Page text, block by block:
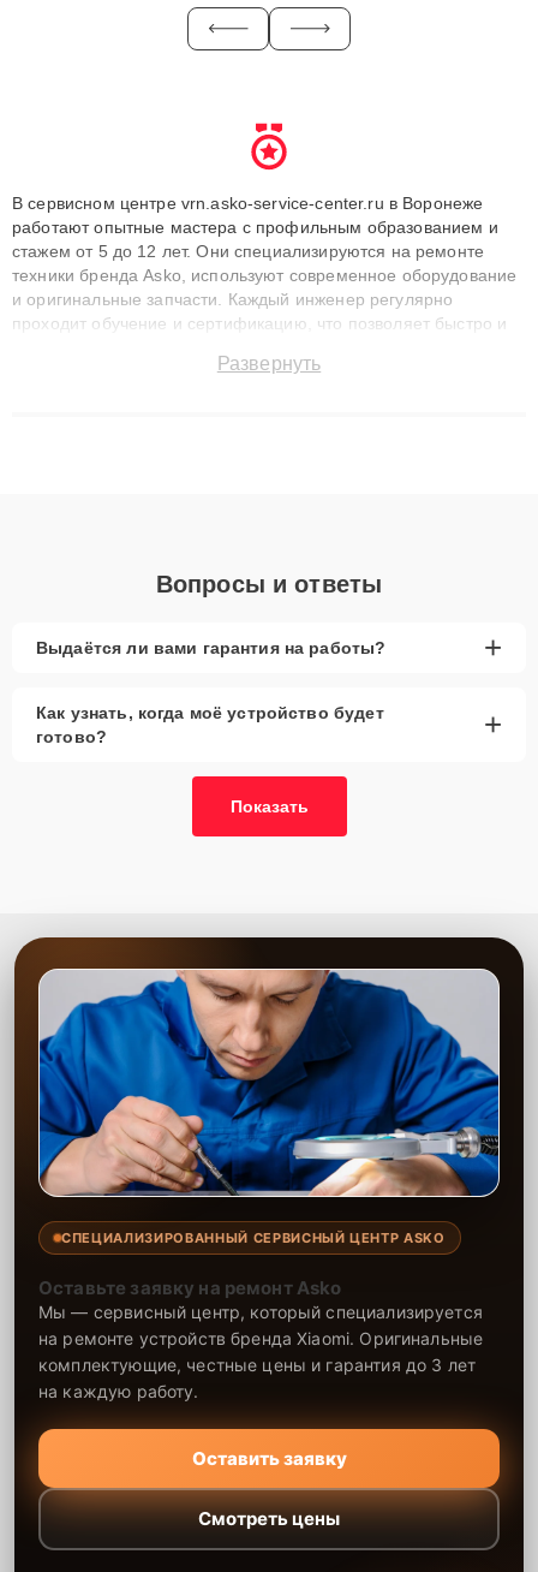
В сервисном центре vrn.asko-service-center.ru в Воронеже
работают опытные мастера с профильным образованием и
стажем от 5 до 12 лет. Они специализируются на ремонте
техники бренда Asko, используют современное оборудование
и оригинальные запчасти. Каждый инженер регулярно
проходит обучение и сертификацию, что позволяет быстро и
сохранением гарантии до 3 лет. Наши мастера решают
Развернуть
Вопросы и ответы
Выдаётся ли вами гарантия на работы? +
Как узнать, когда моё устройство будет
готово?
+
Показать
СПЕЦИАЛИЗИРОВАННЫЙ СЕРВИСНЫЙ ЦЕНТР ASKO
Оставьте заявку на ремонт Asko
Мы — сервисный центр, который специализируется
на ремонте устройств бренда Xiaomi. Оригинальные
комплектующие, честные цены и гарантия до 3 лет
на каждую работу.
Оставить заявку
Смотреть цены